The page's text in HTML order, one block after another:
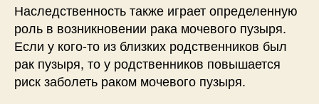
Наследственность также играет определенную
роль в возникновении рака мочевого пузыря.
Если у кого-то из близких родственников был
рак пузыря, то у родственников повышается
риск заболеть раком мочевого пузыря.